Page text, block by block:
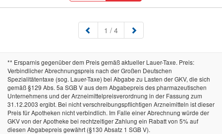
1 (aktuell)
/ 4
** Ersparnis gegenüber dem Preis gemäß aktueller Lauer-Taxe. Preis:
Verbindlicher Abrechnungspreis nach der Großen Deutschen
Spezialitätentaxe (sog. Lauer-Taxe) bei Abgabe zu Lasten der GKV, die sich
gemäß §129 Abs. 5a SGB V aus dem Abgabepreis des pharmazeutischen
Unternehmens und der Arzneimittelpreisverordnung in der Fassung zum
31.12.2003 ergibt. Bei nicht verschreibungspflichtigen Arzneimitteln ist dieser
Preis für Apotheken nicht verbindlich. Im Falle einer Abrechnung würde der
GKV von der Apotheke bei rechtzeitiger Zahlung ein Rabatt von 5% auf
diesen Abgabepreis gewährt (§130 Absatz 1 SGB V).